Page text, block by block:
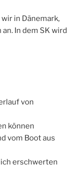
in Dänemark,
In dem SK wird
von
können
vom Boot aus
erschwerten